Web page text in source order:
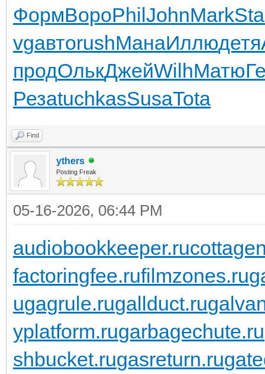
ФормВороPhilJohnMark
vgавтоrushМанаИллюдетя
продОлькДжейWilhМатю
РезаtuchkasSusaTota
Find
ythers
Posting Freak
05-16-2026, 06:44 PM
audiobookkeeper.ru
factoringfee.rufilmzones.ru
ugagrule.rugallduct.ru
yplatform.rugarbagechute.ru
shbucket.rugasreturn.ru